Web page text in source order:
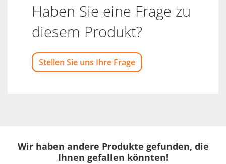
Haben Sie eine Frage zu
diesem Produkt?
Stellen Sie uns Ihre Frage
Wir haben andere Produkte gefunden, die
Ihnen gefallen könnten!